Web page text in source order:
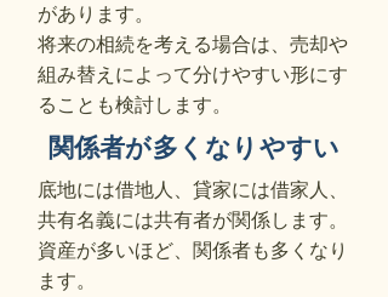
があります。
将来の相続を考える場合は、売却や
組み替えによって分けやすい形にす
ることも検討します。
関係者が多くなりやすい
底地には借地人、貸家には借家人、
共有名義には共有者が関係します。
資産が多いほど、関係者も多くなり
ます。